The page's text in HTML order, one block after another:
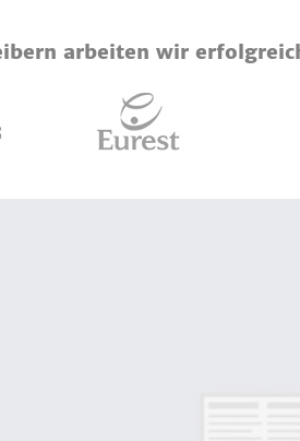
arbeiten wir